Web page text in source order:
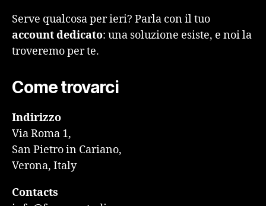
Serve qualcosa per ieri? Parla con il tuo
account dedicato: una soluzione esiste, e noi la
troveremo per te.
Come trovarci
Indirizzo
Via Roma 1,
San Pietro in Cariano,
Verona, Italy
Contacts